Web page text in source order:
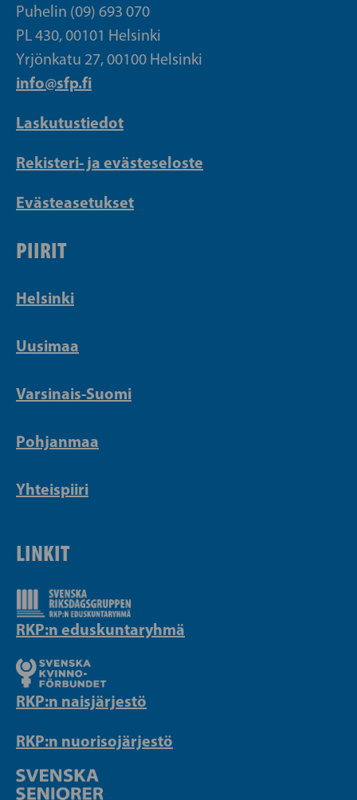
Puhelin (09) 693 070
PL 430, 00101 Helsinki
Yrjönkatu 27, 00100 Helsinki
info@sfp.fi
Laskutustiedot
Rekisteri- ja evästeseloste
Evästeasetukset
PIIRIT
Helsinki
Uusimaa
Varsinais-Suomi
Pohjanmaa
Yhteispiiri
LINKIT
RKP:n eduskuntaryhmä
RKP:n naisjärjestö
RKP:n nuorisojärjestö